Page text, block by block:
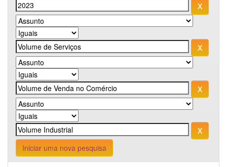
Iniciar uma nova pesquisa